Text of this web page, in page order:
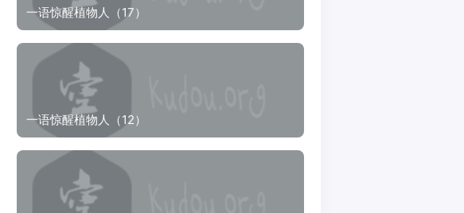
一语惊醒植物人（17）
一语惊醒植物人（12）